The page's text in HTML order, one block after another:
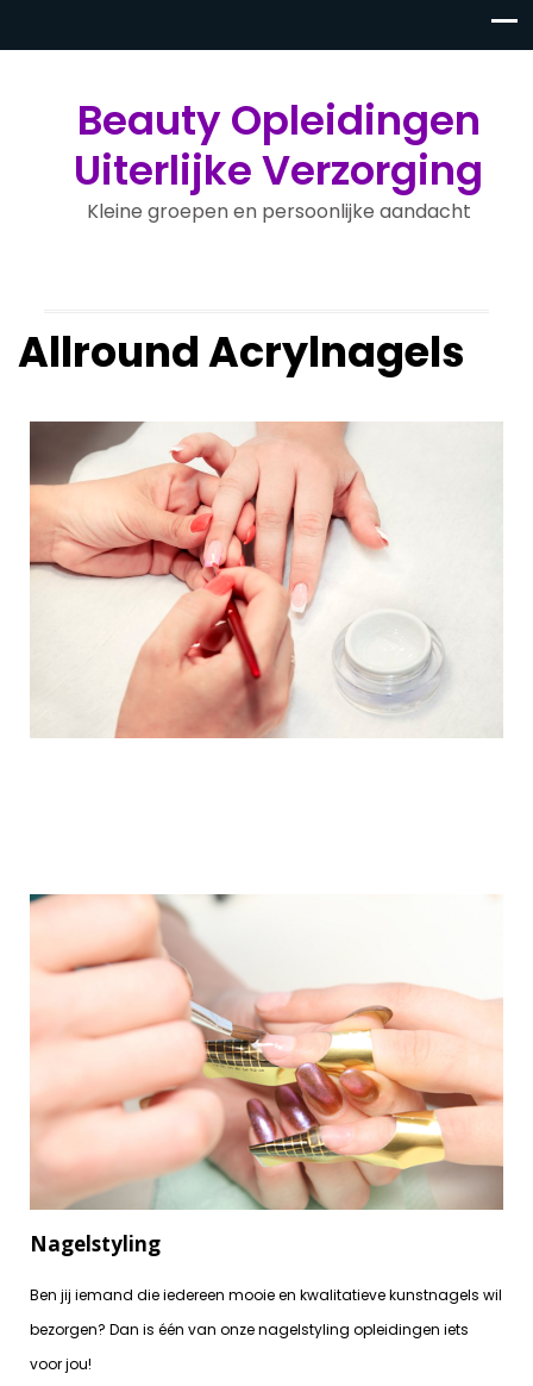
Beauty Opleidingen
Uiterlijke Verzorging
Kleine groepen en persoonlijke aandacht
Allround Acrylnagels
Nagelstyling
Ben jij iemand die iedereen mooie en kwalitatieve kunstnagels wil
bezorgen? Dan is één van onze nagelstyling opleidingen iets
voor jou!